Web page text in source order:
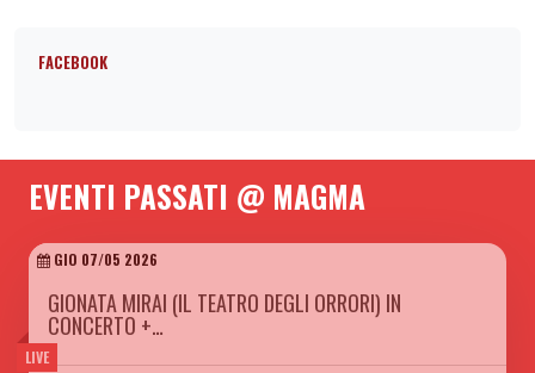
FACEBOOK
EVENTI PASSATI @ MAGMA
LIVE
GIO 07/05 2026
GIONATA MIRAI (IL TEATRO DEGLI ORRORI) IN
CONCERTO +…